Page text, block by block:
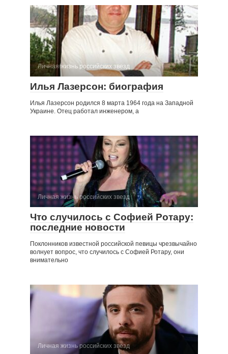
Личная жизнь российских звезд
Илья Лазерсон: биография
Илья Лазерсон родился 8 марта 1964 года на Западной
Украине. Отец работал инженером, а
Личная жизнь российских звезд
Что случилось с Софией Ротару:
последние новости
Поклонников известной российской певицы чрезвычайно
волнует вопрос, что случилось с Софией Ротару, они
внимательно
Личная жизнь российских звезд